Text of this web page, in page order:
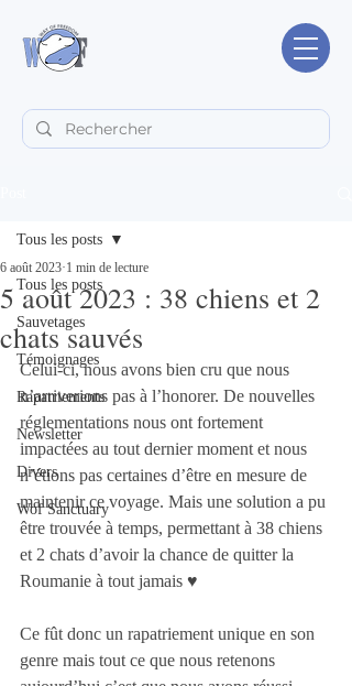
Tous les posts
Sauvetages
Témoignages
Rapatriements
Newsletter
Divers
Wof Sanctuary
Tous les posts
5 août 2023 : 38 chiens et 2
chats sauvés
6 août 2023 1 min de lecture
Celui-ci, nous avons bien cru que nous
n’arriverions pas à l’honorer. De nouvelles
réglementations nous ont fortement
impactées au tout dernier moment et nous
n’étions pas certaines d’être en mesure de
maintenir ce voyage. Mais une solution a pu
être trouvée à temps, permettant à 38 chiens
et 2 chats d’avoir la chance de quitter la
Roumanie à tout jamais ♥️
Ce fût donc un rapatriement unique en son
genre mais tout ce que nous retenons